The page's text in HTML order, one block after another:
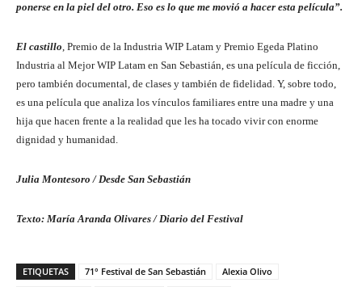
ponerse en la piel del otro. Eso es lo que me movió a hacer esta película”.
El castillo, Premio de la Industria WIP Latam y Premio Egeda Platino
Industria al Mejor WIP Latam en San Sebastián, es una película de ficción,
pero también documental, de clases y también de fidelidad. Y, sobre todo,
es una película que analiza los vínculos familiares entre una madre y una
hija que hacen frente a la realidad que les ha tocado vivir con enorme
dignidad y humanidad.
Julia Montesoro / Desde San Sebastián
Texto: María Aranda Olivares / Diario del Festival
ETIQUETAS 71° Festival de San Sebastián
Alexia Olivo